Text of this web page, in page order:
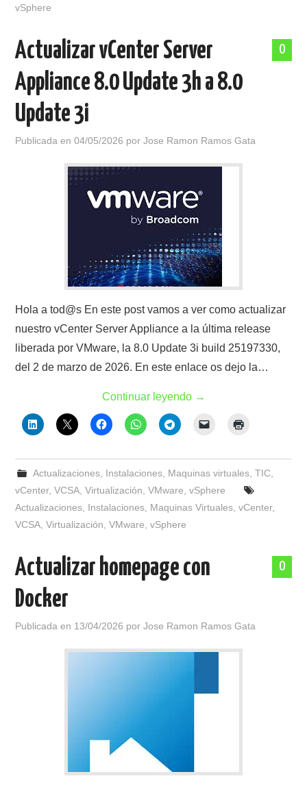
vSphere
0
Actualizar vCenter Server
Appliance 8.0 Update 3h a 8.0
Update 3i
Publicada en04/05/2026 porJose Ramon Ramos Gata
Hola a tod@s En este post vamos a ver como actualizar
nuestro vCenter Server Appliance a la última release
liberada por VMware, la 8.0 Update 3i build 25197330,
del 2 de marzo de 2026. En este enlace os dejo la…
Continuar leyendo →
Actualizaciones, Instalaciones, Maquinas virtuales, TIC,
vCenter,VCSA ,Virtualización ,VMware ,vSphere
Actualizaciones Instalaciones Maquinas Virtuales ,vCenter,
VCSA ,Virtualización ,VMware ,vSphere
0
Actualizar homepage con
Docker
Publicada en 13/04/2026 porJose Ramon Ramos Gata